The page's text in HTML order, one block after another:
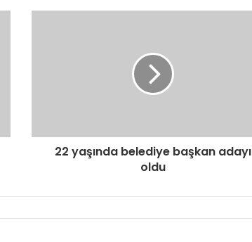
22 yaşında belediye başkan adayı
oldu